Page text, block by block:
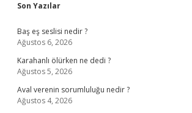
Sidebar
Son Yazılar
Baş eş seslisi nedir ?
Ağustos 6, 2026
Karahanlı ölürken ne dedi ?
Ağustos 5, 2026
Aval verenin sorumluluğu nedir ?
Ağustos 4, 2026